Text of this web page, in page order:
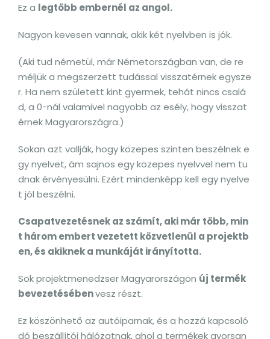
Ez a legtöbb embernél az angol.
Nagyon kevesen vannak, akik két nyelvben is jók.
(Aki tud németül, már Németországban van, de re
méljük a megszerzett tudással visszatérnek egysze
r. Ha nem született kint gyermek, tehát nincs csalá
d, a 0-nál valamivel nagyobb az esély, hogy visszat
érnek Magyarországra.)
Sokan azt vallják, hogy közepes szinten beszélnek e
gy nyelvet, ám sajnos egy közepes nyelvvel nem tu
dnak érvényesülni. Ezért mindenképp kell egy nyelve
t jól beszélni.
Csapatvezetésnek az számít, aki már több, min
t három embert vezetett közvetlenül a projektb
en, és akiknek a munkáját irányította.
Sok projektmenedzser Magyarországon új termék
bevezetésébenvesz részt.
Ez köszönhető az autóiparnak, és a hozzá kapcsoló
dó beszállítói hálózatnak, ahol a termékek gyorsan